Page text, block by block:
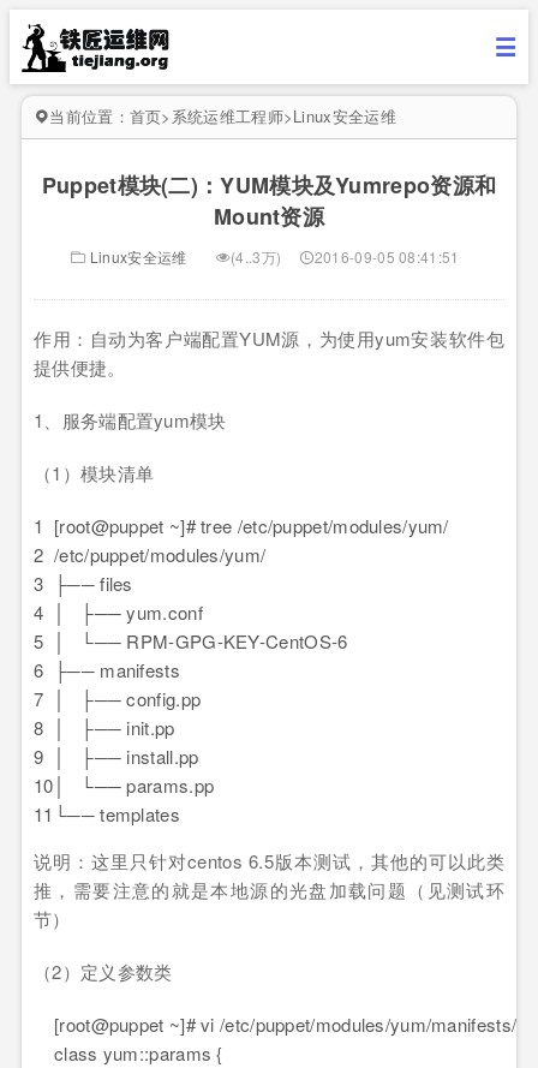
当前位置： 首页> 系统运维工程师>Linux安全运维
Puppet模块(二)：YUM模块及Yumrepo资源和
Mount资源
Linux安全运维 (4..3万) 2016-09-05 08:41:51
作用：自动为客户端配置YUM源，为使用yum安装软件包
提供便捷。
1、服务端配置yum模块
（1）模块清单
1
2
3
4
5
6
7
8
9
10
11
[root@puppet ~]# tree /etc/puppet/modules/yum/
/etc/puppet/modules/yum/
├── files
│ ├── yum.conf
│ └── RPM-GPG-KEY-CentOS-6
├── manifests
│ ├── config.pp
│ ├── init.pp
│ ├── install.pp
│ └── params.pp
└── templates
说明：这里只针对centos 6.5版本测试，其他的可以此类
推，需要注意的就是本地源的光盘加载问题（见测试环
节）
（2）定义参数类
[root@puppet ~]# vi /etc/puppet/modules/yum/manifests/
class yum::params {